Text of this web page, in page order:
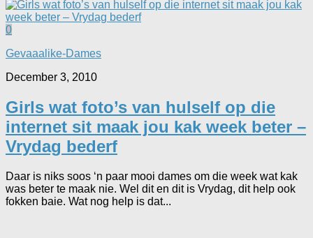
0
Gevaaalike-Dames
December 3, 2010
Girls wat foto’s van hulself op die
internet sit maak jou kak week beter –
Vrydag bederf
Daar is niks soos ‘n paar mooi dames om die week wat kak
was beter te maak nie. Wel dit en dit is Vrydag, dit help ook
fokken baie. Wat nog help is dat...